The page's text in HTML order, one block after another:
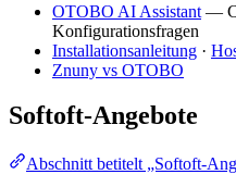
OTOBO AI Assistant —
Konfigurationsfragen
Installationsanleitung ·
Znuny vs OTOBO
Softoft-Angebote
Abschnitt betitelt „Softoft-